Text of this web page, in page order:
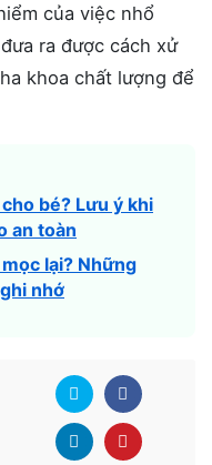
của việc nhổ
ra được cách xử
khoa chất lượng để
bé? Lưu ý khi
an toàn
lại? Những
nhớ